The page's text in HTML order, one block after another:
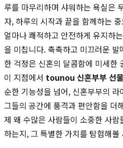
루를 마무리하며 샤워하는 욕실은
자, 하루의 시작과 끝을 함께하는
얼마나 쾌적하고 안전하게 유지하
을 미칩니다. 축축하고 미끄러운
한 걱정은 신혼의 달콤함에 미세한
이 지점에서 tounou 신혼부부 선물
순한 기능성을 넘어, 신혼부부의
그들의 공간에 품격과 편안함을 더
제 왜 수많은 사람들이 소중한 사
하는지, 그 특별한 가치를 탐험해볼